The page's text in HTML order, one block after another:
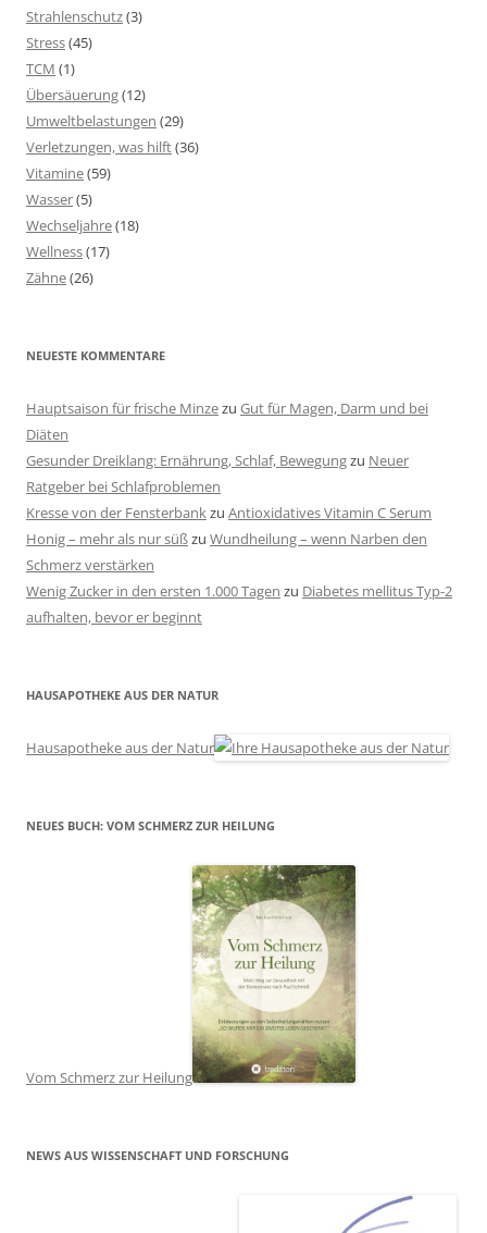
Strahlenschutz(3)
Stress(45)
TCM (1)
Übersäuerung(12)
Umweltbelastungen (29)
Verletzungen, was hilft(36)
Vitamine(59)
Wasser(5)
Wechseljahre(18)
Wellness(17)
Zähne(26)
NEUESTE KOMMENTARE
Hauptsaison für frische Minzezu Gut für Magen, Darm und bei
Diäten
Gesunder Dreiklang: Ernährung, Schlaf, Bewegungzu Neuer
Ratgeber bei Schlafproblemen
Kresse von der Fensterbankzu Antioxidatives Vitamin C Serum
Honig – mehr als nur süßzu Wundheilung – wenn Narben den
Schmerz verstärken
Wenig Zucker in den ersten 1.000 Tagen zu Diabetes mellitus Typ-2
aufhalten, bevor er beginnt
HAUSAPOTHEKE AUS DER NATUR
Hausapotheke aus der Natur
NEUES BUCH: VOM SCHMERZ ZUR HEILUNG
Vom Schmerz zur Heilung
NEWS AUS WISSENSCHAFT UND FORSCHUNG